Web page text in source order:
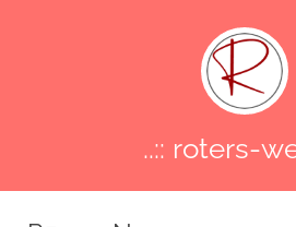
..:: roters-